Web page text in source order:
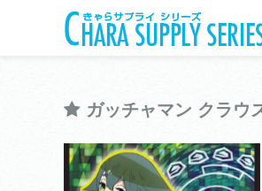
ガッチャマン クラウ